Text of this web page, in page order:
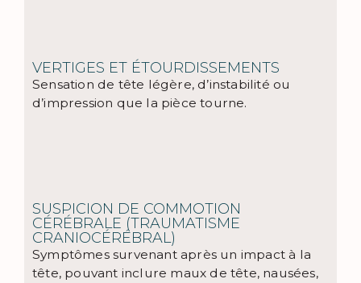
VERTIGES ET ÉTOURDISSEMENTS
Sensation de tête légère, d’instabilité ou
d’impression que la pièce tourne.
SUSPICION DE COMMOTION
CÉRÉBRALE (TRAUMATISME
CRANIOCÉRÉBRAL)
Symptômes survenant après un impact à la
tête, pouvant inclure maux de tête, nausées,